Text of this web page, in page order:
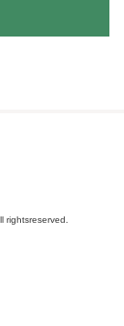
rightsreserved.